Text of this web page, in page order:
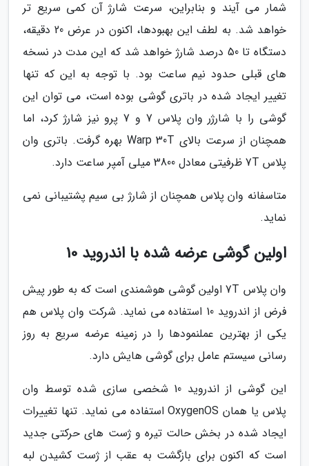
شمار می آیند و بنابراین، سرعت شارژ آن کمی سریع تر
خواهد شد. به لطف این بهبودها، اکنون در عرض 20 دقیقه،
دستگاه تا 50 درصد شارژ خواهد شد که این مدت در نسخه
های قبلی حدود نیم ساعت بود. با توجه به این که تنها
تغییر ایجاد شده در باتری گوشی بوده است، می توان این
گوشی را با شارژر وان پلاس 7 و 7 پرو نیز شارژ کرد، اما
همچنان از سرعت بالای Warp 30T بهره گرفت. باتری وان
پلاس 7T ظرفیتی معادل 3800 میلی آمپر ساعت دارد.
متاسفانه وان پلاس همچنان از شارژ بی سیم پشتیبانی نمی
نماید.
اولین گوشی عرضه شده با اندروید 10
وان پلاس 7T اولین گوشی هوشمندی است که به طور پیش
فرض از اندروید 10 استفاده می نماید. شرکت وان پلاس هم
یکی از بهترین عملنمودها را در زمینه عرضه سریع به روز
رسانی سیستم عامل برای گوشی هایش دارد.
این گوشی از اندروید 10 شخصی سازی شده توسط وان
پلاس یا همان OxygenOS استفاده می نماید. تنها تغییرات
ایجاد شده در بخش حالت تیره و ژست های حرکتی جدید
است که اکنون برای بازگشت به عقب از ژست کشیدن لبه